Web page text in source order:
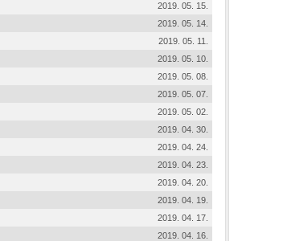
2019. 05. 15.
2019. 05. 14.
2019. 05. 11.
2019. 05. 10.
2019. 05. 08.
2019. 05. 07.
2019. 05. 02.
2019. 04. 30.
2019. 04. 24.
2019. 04. 23.
2019. 04. 20.
2019. 04. 19.
2019. 04. 17.
2019. 04. 16.